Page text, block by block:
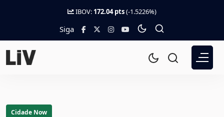
IBOV: 172.04 pts(-1.5226%)
Siga
Cidade Now